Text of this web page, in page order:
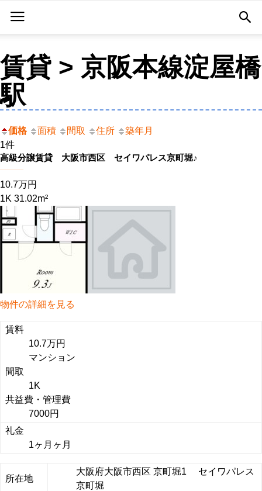
賃貸 > 京阪本線淀屋橋
駅
価格 面積 間取 住所
築年月
1件
高級分譲賃貸 大阪市西区 セイワパレス京町堀♪
10.7万円
1K 31.02m²
物件の詳細を見る
賃料
10.7万円
マンション
間取
1K
共益費・管理費
7000円
礼金
1ヶ月ヶ月
所在地
大阪府大阪市西区 京町堀1 セイワパレス
京町堀